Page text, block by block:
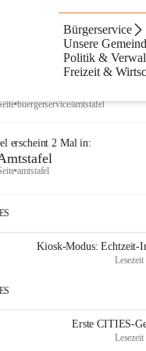
Bürgerservice
Unsere
Politik &
Freizeit &
Artikel
•buergerservice/amtstafel
erscheint2 Mal in:
•amtstafel
Kiosk-Modus: Echtzeit-
Erste CITIES-